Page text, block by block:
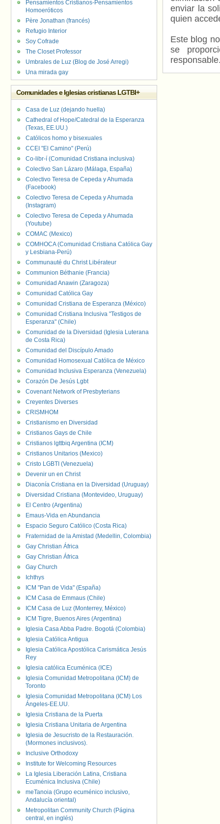
enviar la
quien
Este blog
se
Pensamientos Cristianos-Pensamientos
Homoeróticos
Père Jonathan (francés)
Refugio Interior
Soy Cofrade
The Closet Professor
Umbrales de Luz (Blog de José Arregi)
Una mirada gay
Comunidades e Iglesias cristianas LGTBI+
Casa de Luz (dejando huella)
Cathedral of Hope/Catedral de la Esperanza
(Texas, EE.UU.)
Católicos homo y bisexuales
CCEI "El Camino" (Perú)
Co-libr-í (Comunidad Cristiana inclusiva)
Colectivo San Lázaro (Málaga, España)
Colectivo Teresa de Cepeda y Ahumada
(Facebook)
Colectivo Teresa de Cepeda y Ahumada
(Instagram)
Colectivo Teresa de Cepeda y Ahumada
(Youtube)
COMAC (Mexico)
COMHOCA (Comunidad Cristiana Católica Gay
y Lesbiana-Perú)
Communauté du Christ Libérateur
Communion Béthanie (Francia)
Comunidad Anawin (Zaragoza)
Comunidad Católica Gay
Comunidad Cristiana de Esperanza (México)
Comunidad Cristiana Inclusiva "Testigos de
Esperanza" (Chile)
Comunidad de la Diversidad (Iglesia Luterana
de Costa Rica)
Comunidad del Discípulo Amado
Comunidad Homosexual Católica de México
Comunidad Inclusiva Esperanza (Venezuela)
Corazón De Jesús Lgbt
Covenant Network of Presbyterians
Creyentes Diverses
CRISMHOM
Cristianismo en Diversidad
Cristianos Gays de Chile
Cristianos lgttbiq Argentina (ICM)
Cristianos Unitarios (Mexico)
Cristo LGBTI (Venezuela)
Devenir un en Christ
Diaconía Cristiana en la Diversidad (Uruguay)
Diversidad Cristiana (Montevideo, Uruguay)
El Centro (Argentina)
Emaus-Vida en Abundancia
Espacio Seguro Católico (Costa Rica)
Fraternidad de la Amistad (Medellin, Colombia)
Gay Christian África
Gay Christian África
Gay Church
Ichthys
ICM "Pan de Vida" (España)
ICM Casa de Emmaus (Chile)
ICM Casa de Luz (Monterrey, México)
ICM Tigre, Buenos Aires (Argentina)
Iglesia Casa Abba Padre. Bogotá (Colombia)
Iglesia Católica Antigua
Iglesia Católica Apostólica Carismática Jesús
Rey
Iglesia católica Ecuménica (ICE)
Iglesia Comunidad Metropolitana (ICM) de
Toronto
Iglesia Comunidad Metropolitana (ICM) Los
Ángeles-EE.UU.
Iglesia Cristiana de la Puerta
Iglesia Cristiana Unitaria de Argentina
Iglesia de Jesucristo de la Restauración.
(Mormones inclusivos).
Inclusive Orthodoxy
Institute for Welcoming Resources
La Iglesia Liberación Latina, Cristiana
Ecuménica Inclusiva (Chile)
meTanoia (Grupo ecuménico inclusivo,
Andalucía oriental)
Metropolitan Community Church (Página
central, en inglés)